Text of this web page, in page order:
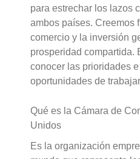
para estrechar los lazos
ambos países. Creemos
comercio y la inversión
prosperidad compartida.
conocer las prioridades
oportunidades de
Qué es la Cámara de
Unidos
Es la organización